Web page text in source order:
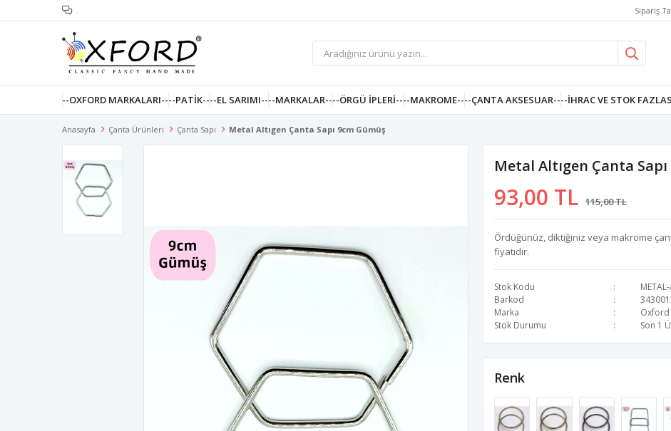
. Sipariş
--OXFORD MARKALARI----PATIK----EL SARIMI----MARKALAR----ÖRGÜ İPLERI----MAKROME----ÇANTA AKSESUAR----İHRAC VE STOK
Anasayfa Çanta Ürünleri Çanta Sapı Metal Altıgen Çanta Sapı 9cm Gümüş
Metal Altıgen Çanta
93,00 TL 115,00 TL
Ördüğünüz, diktiğiniz veya makrome
fiyatıdır.
Stok Kodu
Barkod
Marka
Stok Durumu
Son 1
Renk